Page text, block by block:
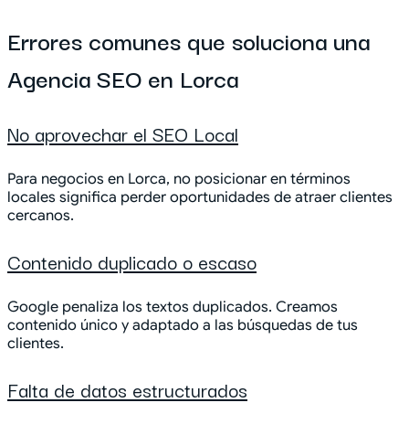
Errores comunes que soluciona una
Agencia SEO en Lorca
No aprovechar el SEO Local
Para negocios en Lorca, no posicionar en términos
locales significa perder oportunidades de atraer clientes
cercanos.
Contenido duplicado o escaso
Google penaliza los textos duplicados. Creamos
contenido único y adaptado a las búsquedas de tus
clientes.
Falta de datos estructurados